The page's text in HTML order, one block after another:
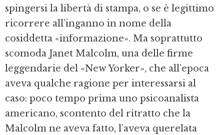
spingersi la libertà di stampa, o se è legittimo
ricorrere all’inganno in nome della
cosiddetta «informazione». Ma soprattutto
scomoda Janet Malcolm, una delle firme
leggendarie del «New Yorker», che all’epoca
aveva qualche ragione per interessarsi al
caso: poco tempo prima uno psicoanalista
americano, scontento del ritratto che la
Malcolm ne aveva fatto, l’aveva querelata